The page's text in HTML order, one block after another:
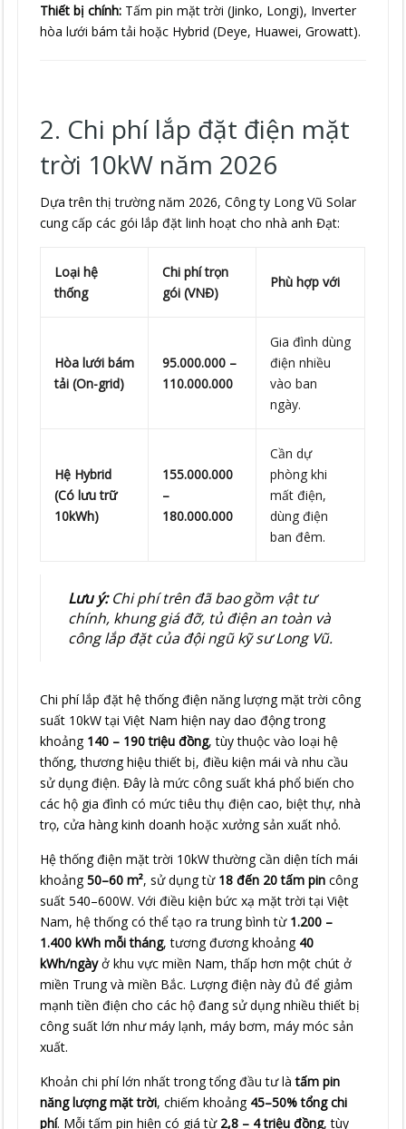
Thiết bị chính: Tấm pin mặt trời (Jinko, Longi), Inverter
hòa lưới bám tải hoặc Hybrid (Deye, Huawei, Growatt).
2. Chi phí lắp đặt điện mặt
trời 10kW năm 2026
Dựa trên thị trường năm 2026, Công ty Long Vũ Solar
cung cấp các gói lắp đặt linh hoạt cho nhà anh Đạt:
Loại hệ
thống
Chi phí trọn
gói (VNĐ)
Phù hợp với
Hòa lưới bám
tải (On-grid)
95.000.000 –
110.000.000
Gia đình dùng
điện nhiều
vào ban
ngày.
Hệ Hybrid
(Có lưu trữ
10kWh)
155.000.000
–
180.000.000
Cần dự
phòng khi
mất điện,
dùng điện
ban đêm.
Lưu ý:Chi phí trên đã bao gồm vật tư
chính, khung giá đỡ, tủ điện an toàn và
công lắp đặt của đội ngũ kỹ sư Long Vũ.
Chi phí lắp đặt hệ thống điện năng lượng mặt trời công
suất 10kW tại Việt Nam hiện nay dao động trong
khoảng 140 – 190 triệu đồng, tùy thuộc vào loại hệ
thống, thương hiệu thiết bị, điều kiện mái và nhu cầu
sử dụng điện. Đây là mức công suất khá phổ biến cho
các hộ gia đình có mức tiêu thụ điện cao, biệt thự, nhà
trọ, cửa hàng kinh doanh hoặc xưởng sản xuất nhỏ.
Hệ thống điện mặt trời 10kW thường cần diện tích mái
khoảng50–60 m², sử dụng từ 18 đến 20 tấm pin công
suất 540–600W. Với điều kiện bức xạ mặt trời tại Việt
Nam, hệ thống có thể tạo ra trung bình từ 1.200 –
1.400 kWh mỗi tháng, tương đương khoảng 40
kWh/ngàyở khu vực miền Nam, thấp hơn một chút ở
miền Trung và miền Bắc. Lượng điện này đủ để giảm
mạnh tiền điện cho các hộ đang sử dụng nhiều thiết bị
công suất lớn như máy lạnh, máy bơm, máy móc sản
xuất.
Khoản chi phí lớn nhất trong tổng đầu tư làtấm pin
năng lượng mặt trời, chiếm khoảng 45–50% tổng chi
phí. Mỗi tấm pin hiện có giá từ 2,8 – 4 triệu đồng, tùy